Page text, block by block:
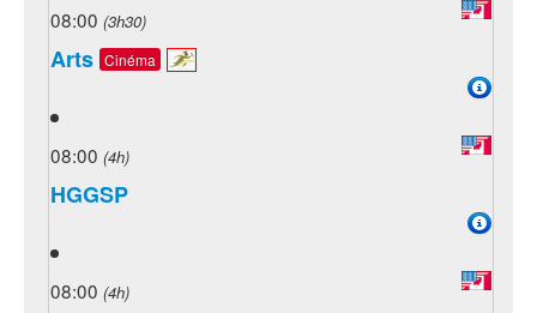
08:00 (3h30)
Arts Cinéma
08:00 (4h)
HGGSP
08:00 (4h)